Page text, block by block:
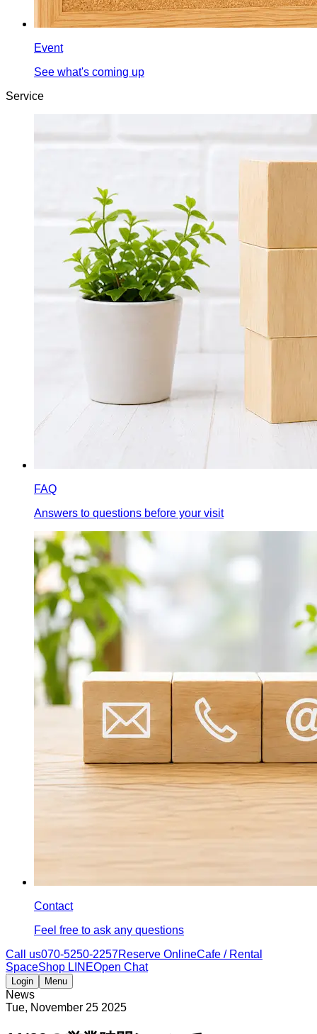
Event
See what's coming up
Service
FAQ
Answers to questions before your visit
Contact
Feel free to ask any questions
Call us070-5250-2257Reserve OnlineCafe / Rental
SpaceShop LINEOpen Chat
Login Menu
News
Tue, November 25 2025